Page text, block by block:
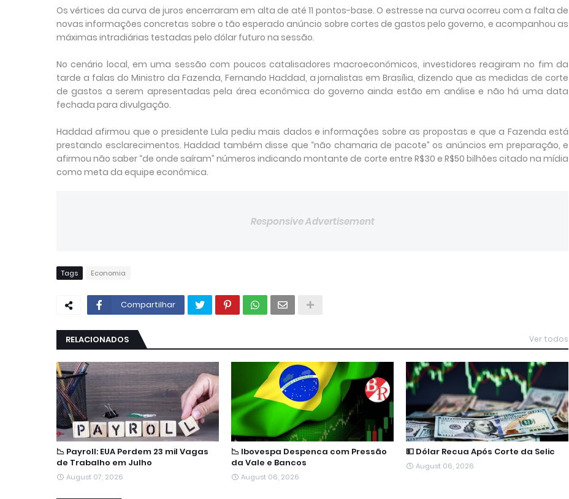
Os vértices da curva de juros encerraram em alta de até 11 pontos-base. O estresse na curva ocorreu com a falta de
novas informações concretas sobre o tão esperado anúncio sobre cortes de gastos pelo governo, e acompanhou as
máximas intradiárias testadas pelo dólar futuro na sessão.
No cenário local, em uma sessão com poucos catalisadores macroeconômicos, investidores reagiram no fim da
tarde a falas do Ministro da Fazenda, Fernando Haddad, a jornalistas em Brasília, dizendo que as medidas de corte
de gastos a serem apresentadas pela área econômica do governo ainda estão em análise e não há uma data
fechada para divulgação.
Haddad afirmou que o presidente Lula pediu mais dados e informações sobre as propostas e que a Fazenda está
prestando esclarecimentos. Haddad também disse que “não chamaria de pacote” os anúncios em preparação, e
afirmou não saber “de onde saíram” números indicando montante de corte entre R$30 e R$50 bilhões citado na mídia
como meta da equipe econômica.
Responsive Advertisement
Tags Economia
Compartilhar
RELACIONADOS Ver todos
📉 Payroll: EUA Perdem 23 mil Vagas
de Trabalho em Julho
August 07, 2026
📉 Ibovespa Despenca com Pressão
da Vale e Bancos
August 06, 2026
💵 Dólar Recua Após Corte da Selic
August 06, 2026